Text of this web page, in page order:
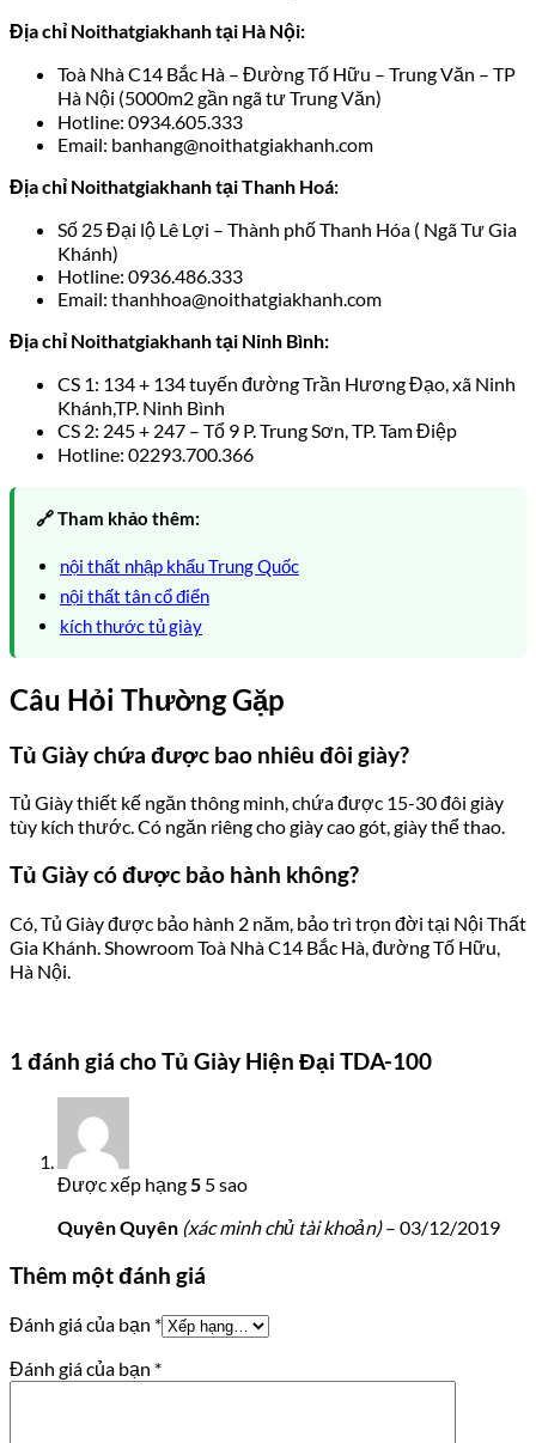
Địa chỉ Noithatgiakhanh tại Hà Nội:
Toà Nhà C14 Bắc Hà – Đường Tố Hữu – Trung Văn – TP
Hà Nội (5000m2 gần ngã tư Trung Văn)
Hotline: 0934.605.333
Email: banhang@noithatgiakhanh.com
Địa chỉ Noithatgiakhanh tại Thanh Hoá:
Số 25 Đại lộ Lê Lợi – Thành phố Thanh Hóa ( Ngã Tư Gia
Khánh)
Hotline: 0936.486.333
Email: thanhhoa@noithatgiakhanh.com
Địa chỉ Noithatgiakhanh tại Ninh Bình:
CS 1: 134 + 134 tuyến đường Trần Hương Đạo, xã Ninh
Khánh,TP. Ninh Bình
CS 2: 245 + 247 – Tổ 9 P. Trung Sơn, TP. Tam Điệp
Hotline: 02293.700.366
🔗 Tham khảo thêm:
nội thất nhập khẩu Trung Quốc
nội thất tân cổ điển
kích thước tủ giày
Câu Hỏi Thường Gặp
Tủ Giày chứa được bao nhiêu đôi giày?
Tủ Giày thiết kế ngăn thông minh, chứa được 15-30 đôi giày
tùy kích thước. Có ngăn riêng cho giày cao gót, giày thể thao.
Tủ Giày có được bảo hành không?
Có, Tủ Giày được bảo hành 2 năm, bảo trì trọn đời tại Nội Thất
Gia Khánh. Showroom Toà Nhà C14 Bắc Hà, đường Tố Hữu,
Hà Nội.
1 đánh giá choTủ Giày Hiện Đại TDA-100
Được xếp hạng5 5 sao
Quyên Quyên (xác minh chủ tài khoản) – 03/12/2019
Thêm một đánh giá
Đánh giá của bạn *
Đánh giá của bạn *